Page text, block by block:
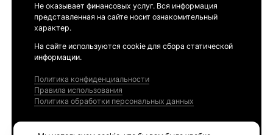
Не оказывает финансовых услуг. Вся информация
представленная на сайте носит ознакомительный
характер.
На сайте используются cookie для сбора статической
информации.
Политика конфиденциальности
Правила использования
Политика обработки персональных данных